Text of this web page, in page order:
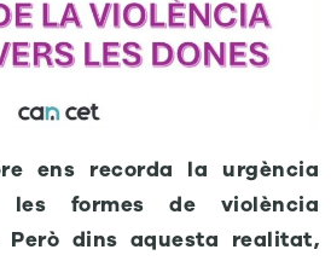
ens recorda la urgència
les formes de violència
Però dins aquesta realitat,